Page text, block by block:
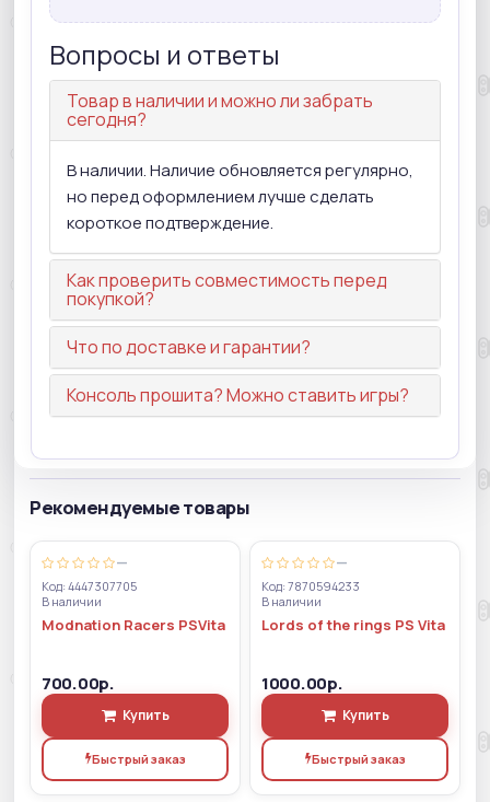
Вопросы и ответы
Товар в наличии и можно ли забрать
сегодня?
В наличии. Наличие обновляется регулярно,
но перед оформлением лучше сделать
короткое подтверждение.
Как проверить совместимость перед
покупкой?
Что по доставке и гарантии?
Консоль прошита? Можно ставить игры?
Рекомендуемые товары
—
Код: 4447307705
В наличии
Modnation Racers PSVita
700.00р.
Купить
Быстрый заказ
—
Код: 7870594233
В наличии
Lords of the rings PS Vita
1000.00р.
Купить
Быстрый заказ